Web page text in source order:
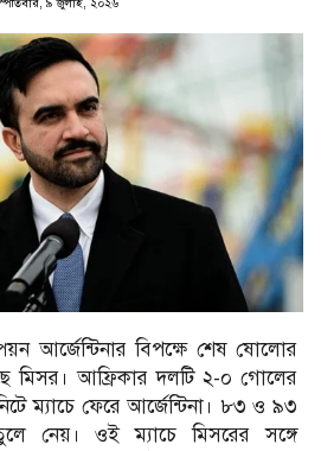
৯ জুলাই, ২০২৬
আর্জেন্টিনার বিপক্ষে শেষ ষোলোর
মিসর। আফ্রিকার দলটি ২-০ গোলের
ম্যাচে ফেরে আর্জেন্টিনা। ৮৩ ও ৯৩
নেয়। ওই ম্যাচে মিসরের সঙ্গে